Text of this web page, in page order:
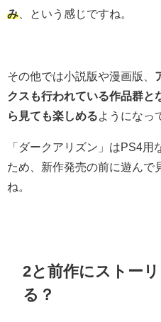
み 、という感じですね。
その他では小説版や漫画版、
クスも行われている作品群と
ら見ても楽しめる ようになっ
「ダークアリズン」はPS4用
ため、新作発売の前に遊んで
ね。
2と前作にストー
る？